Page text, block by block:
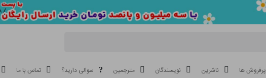
پرفروش ها ناشرین نویسندگان مترجمین سوالی دارید؟ تماس با ما